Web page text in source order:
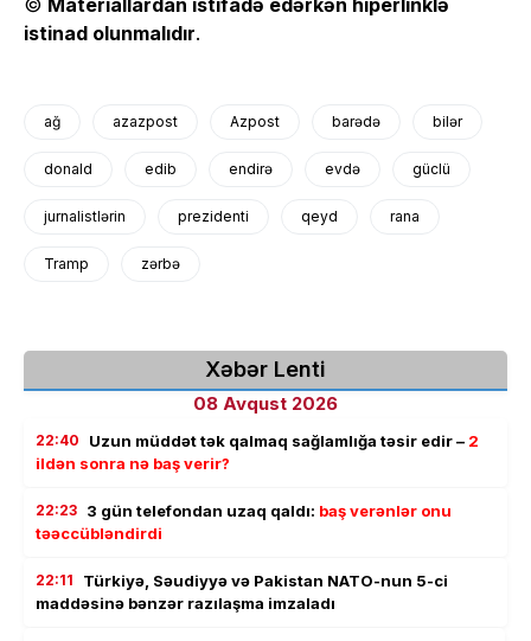
© Materiallardan istifadə edərkən hiperlinklə
istinad olunmalıdır.
ağ azazpost Azpost barədə bilər
donald edib endirə evdə güclü
jurnalistlərin prezidenti qeyd rana
Tramp zərbə
Xəbər Lenti
08 Avqust 2026
22:40 Uzun müddət tək qalmaq sağlamlığa təsir edir – 2
ildən sonra nə baş verir?
22:23 3 gün telefondan uzaq qaldı: baş verənlər onu
təəccübləndirdi
22:11
Türkiyə, Səudiyyə və Pakistan NATO-nun 5-ci
maddəsinə bənzər razılaşma imzaladı